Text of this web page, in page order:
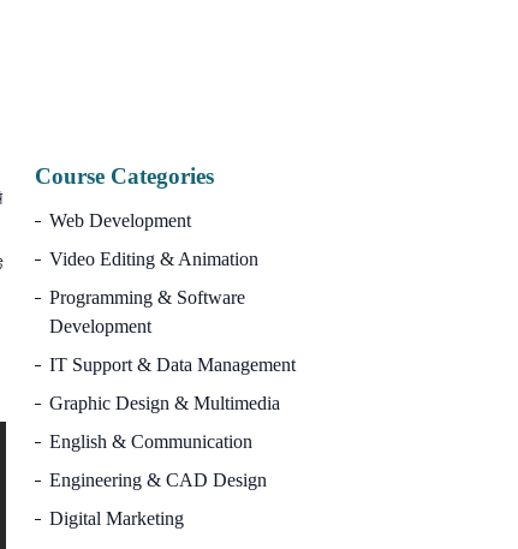
Course Categories
Web Development
Video Editing & Animation
Programming & Software
Development
IT Support & Data Management
Graphic Design & Multimedia
English & Communication
Engineering & CAD Design
Digital Marketing